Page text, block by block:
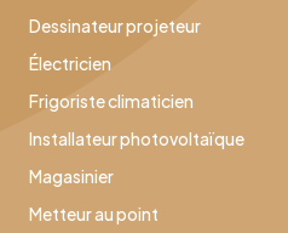
Dessinateur projeteur
Électricien
Frigoriste climaticien
Installateur photovoltaïque
Magasinier
Metteur au point